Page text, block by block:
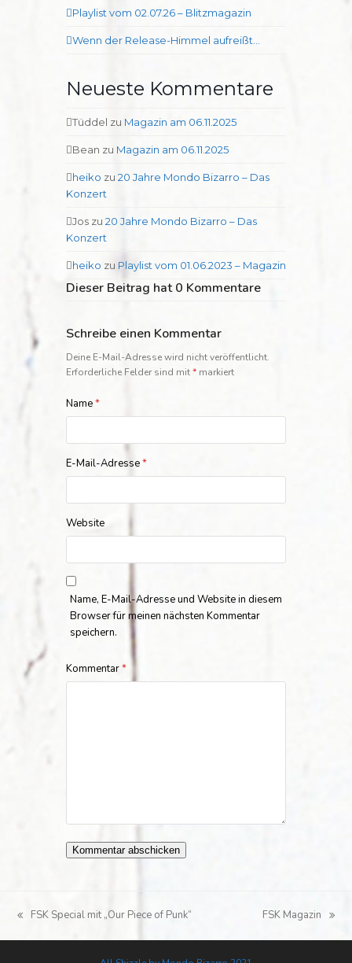
Playlist vom 02.07.26 – Blitzmagazin
Wenn der Release-Himmel aufreißt…
Neueste Kommentare
Tüddel zu Magazin am 06.11.2025
Bean zu Magazin am 06.11.2025
heiko zu 20 Jahre Mondo Bizarro – Das
Konzert
Jos zu 20 Jahre Mondo Bizarro – Das
Konzert
heiko zu Playlist vom 01.06.2023 – Magazin
Dieser Beitrag hat 0 Kommentare
Schreibe einen Kommentar
Deine E-Mail-Adresse wird nicht veröffentlicht.
Erforderliche Felder sind mit* markiert
Name*
E-Mail-Adresse*
Website
Name, E-Mail-Adresse und Website in diesem
Browser für meinen nächsten Kommentar
speichern.
Kommentar*
vorheriger
Beitrag:
FSK Special mit „Our Piece of Punk“
Nächster
Beitrag:
FSK Magazin